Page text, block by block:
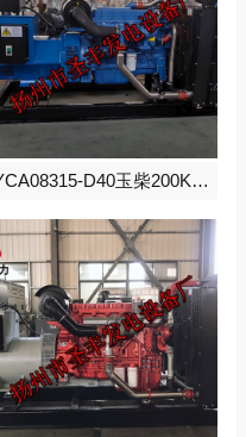
YCA08315-D40玉柴200KW柴油发电机组